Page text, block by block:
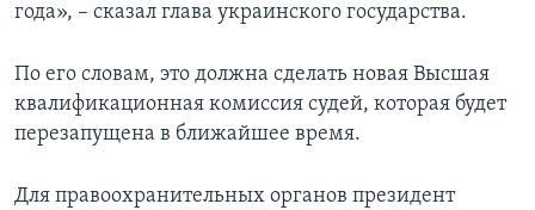
года», – сказал глава украинского государства.
По его словам, это должна сделать новая Высшая
квалификационная комиссия судей, которая будет
перезапущена в ближайшее время.
Для правоохранительных органов президент